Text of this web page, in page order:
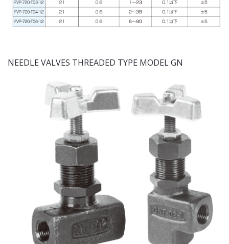
NEEDLE VALVES THREADED TYPE MODEL GN